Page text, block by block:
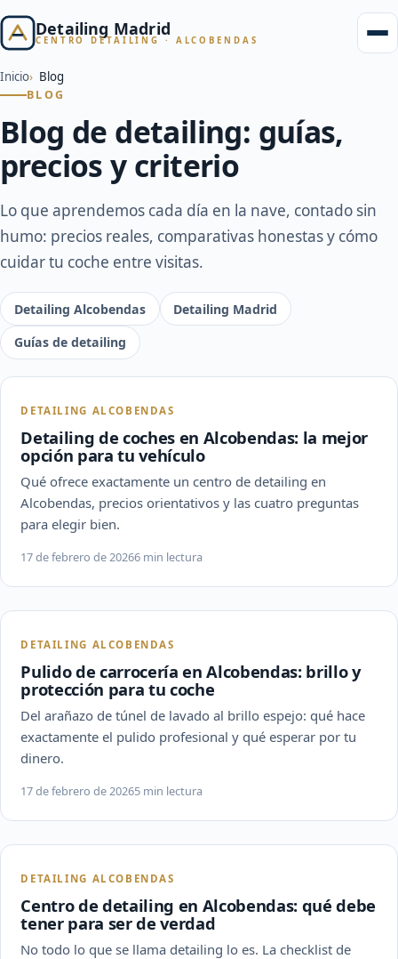
Detailing Madrid
CENTRO DETAILING · ALCOBENDAS
Inicio Blog
BLOG
Blog de detailing: guías,
precios y criterio
Lo que aprendemos cada día en la nave, contado sin
humo: precios reales, comparativas honestas y cómo
cuidar tu coche entre visitas.
Detailing Alcobendas
Detailing Madrid
Guías de detailing
DETAILING ALCOBENDAS
Detailing de coches en Alcobendas: la mejor
opción para tu vehículo
Qué ofrece exactamente un centro de detailing en
Alcobendas, precios orientativos y las cuatro preguntas
para elegir bien.
17 de febrero de 20266 min lectura
DETAILING ALCOBENDAS
Pulido de carrocería en Alcobendas: brillo y
protección para tu coche
Del arañazo de túnel de lavado al brillo espejo: qué hace
exactamente el pulido profesional y qué esperar por tu
dinero.
17 de febrero de 20265 min lectura
DETAILING ALCOBENDAS
Centro de detailing en Alcobendas: qué debe
tener para ser de verdad
No todo lo que se llama detailing lo es. La checklist de